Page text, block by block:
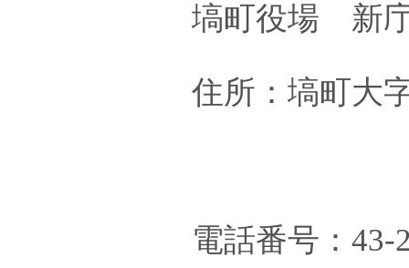
塙町役場 新
住所：塙町大
電話番号：43-